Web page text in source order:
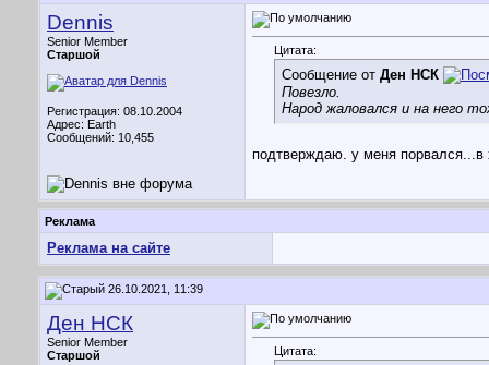
Dennis
Senior Member
Старшой
Регистрация: 08.10.2004
Адрес: Earth
Сообщений: 10,455
Цитата:
Сообщение от Ден НСК
Повезло.
Народ жаловался и на него
подтверждаю. у меня
Реклама
Реклама на сайте
26.10.2021, 11:39
Ден НСК
Senior Member
Старшой
Цитата: